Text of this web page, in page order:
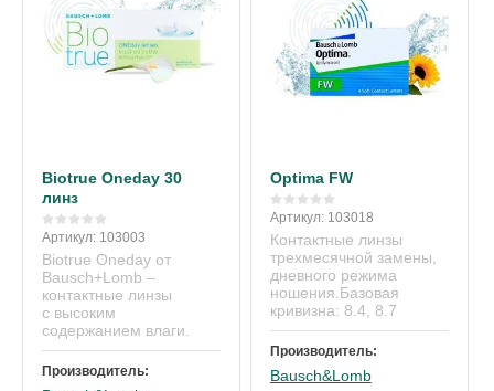
Biotrue Oneday 30
линз
Артикул: 103003
Biotrue Oneday от
Bausch+Lomb –
контактные линзы
с высоким
содержанием влаги.
Производитель:
Optima FW
Артикул:103018
Контактные линзы
трехмесячной замены,
дневного режима
ношения.Базовая
кривизна: 8.4, 8.7
Производитель:
Bausch&Lomb